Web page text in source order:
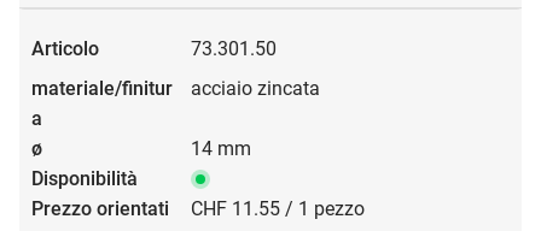
73.301.50
acciaio zincata
14 mm
CHF 11.55 / 1 pezzo